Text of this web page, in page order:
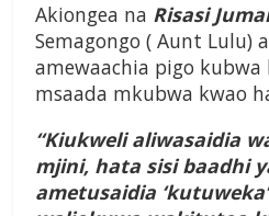
Akiongea na Risasi
Semagongo ( Aunt Lulu)
amewaachia pigo
msaada mkubwa kwao
“Kiukweli aliwasaidia
mjini, hata sisi baadhi
ametusaidia